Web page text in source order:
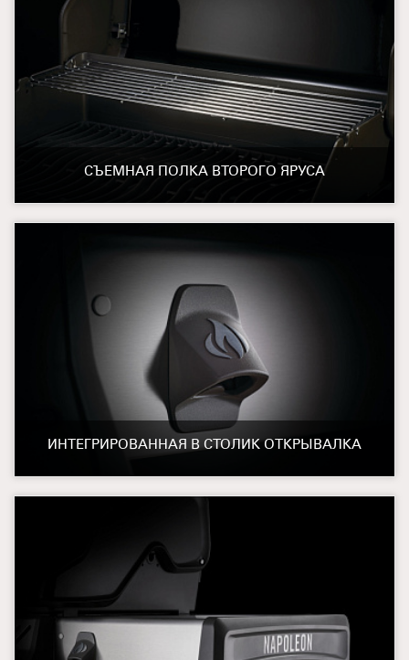
СЪЕМНАЯ ПОЛКА ВТОРОГО ЯРУСА
ИНТЕГРИРОВАННАЯ В СТОЛИК ОТКРЫВАЛКА